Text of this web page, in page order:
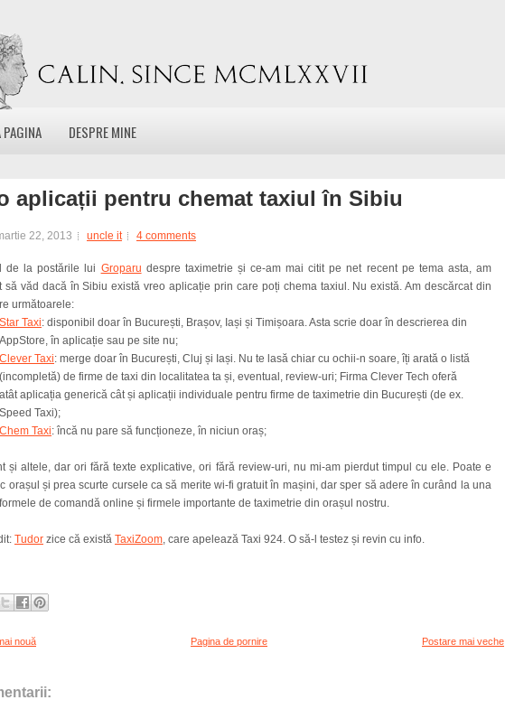
DESPRE MINE
aplicații pentru chemat taxiul în Sibiu
22, 2013 uncle it 4 comments
de la postările lui Groparu despre taximetrie și ce-am mai citit pe net recent pe tema asta, am
să văd dacă în Sibiu există vreo aplicație prin care poți chema taxiul. Nu există. Am descărcat din
următoarele:
Star Taxi: disponibil doar în București, Brașov, Iași și Timișoara. Asta scrie doar în descrierea din
AppStore, în aplicație sau pe site nu;
Clever Taxi: merge doar în București, Cluj și Iași. Nu te lasă chiar cu ochii-n soare, îți arată o listă
(incompletă) de firme de taxi din localitatea ta și, eventual, review-uri; Firma Clever Tech oferă
atât aplicația generică cât și aplicații individuale pentru firme de taximetrie din București (de ex.
Speed Taxi);
Chem Taxi: încă nu pare să funcționeze, în niciun oraș;
și altele, dar ori fără texte explicative, ori fără review-uri, nu mi-am pierdut timpul cu ele. Poate e
orașul și prea scurte cursele ca să merite wi-fi gratuit în mașini, dar sper să adere în curând la una
de comandă online și firmele importante de taximetrie din orașul nostru.
Tudor zice că există TaxiZoom, care apelează Taxi 924. O să-l testez și revin cu info.
nouă Postare mai veche
Pagina de pornire